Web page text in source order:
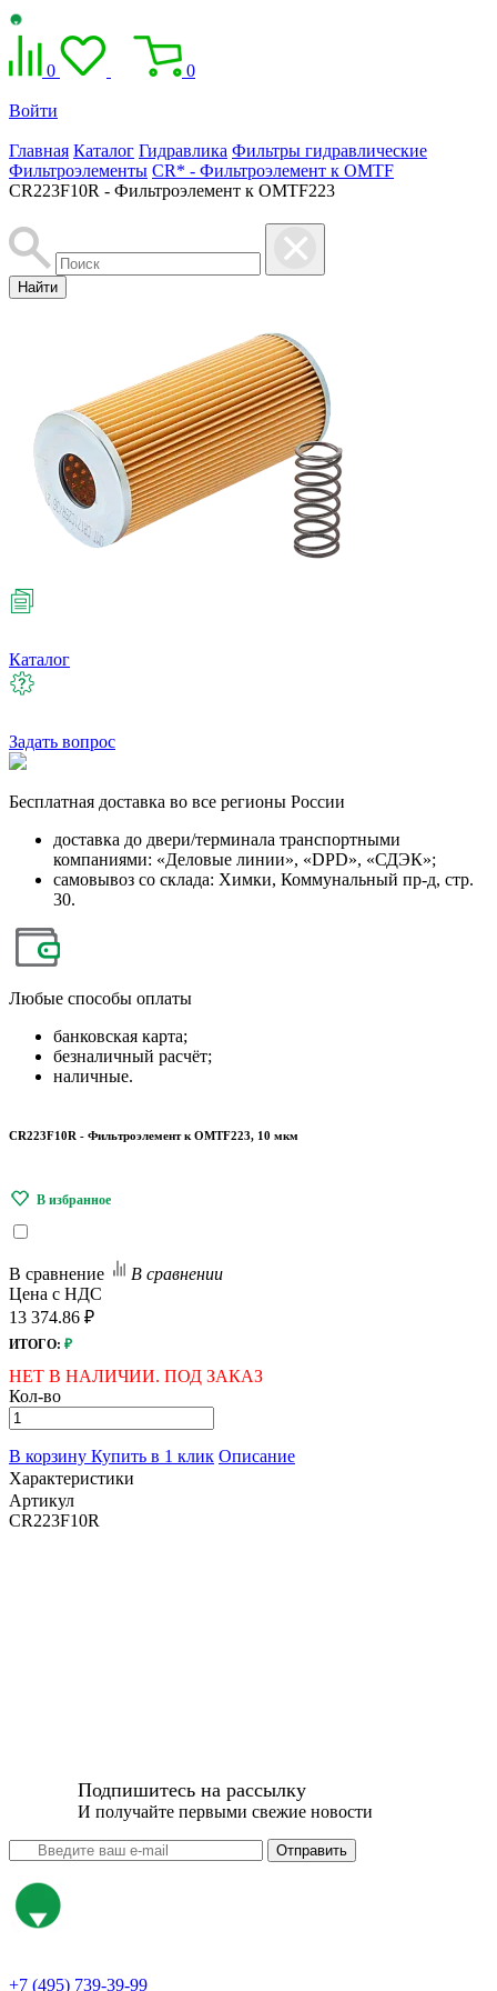
0 0
Войти
Главная Каталог Гидравлика Фильтры гидравлические
Фильтроэлементы CR* - Фильтроэлемент к OMTF
CR223F10R - Фильтроэлемент к OMTF223
Найти
Каталог
Задать вопрос
Бесплатная доставка во все регионы России
доставка до двери/терминала транспортными
компаниями: «Деловые линии», «DPD», «СДЭК»;
самовывоз со склада: Химки, Коммунальный пр-д, стр.
30.
Любые способы оплаты
банковская карта;
безналичный расчёт;
наличные.
CR223F10R - Фильтроэлемент к OMTF223, 10 мкм
В сравнение
В сравнении
Цена с НДС
13 374.86 ₽
ИТОГО: ₽
НЕТ В НАЛИЧИИ. ПОД ЗАКАЗ
Кол-во
В корзину Купить в 1 клик Описание
Характеристики
Артикул
CR223F10R
Подпишитесь на рассылку
И получайте первыми свежие новости
Отправить
+7 (495) 739-39-99